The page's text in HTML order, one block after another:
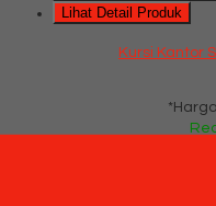
Lihat Detail Produk
Kursi Kantor